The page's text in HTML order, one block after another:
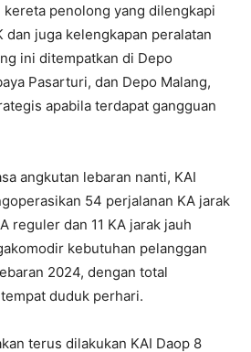
penolong yang dilengkapi
dan juga kelengkapan peralatan
ini ditempatkan di Depo
Pasarturi, dan Depo Malang,
apabila terdapat gangguan
angkutan lebaran nanti, KAI
54 perjalanan KA jarak
reguler dan 11 KA jarak jauh
kebutuhan pelanggan
2024, dengan total
duduk perhari.
terus dilakukan KAI Daop 8